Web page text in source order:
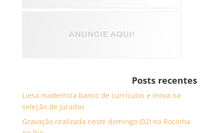
Posts recentes
Liesa moderniza banco de currículos e inova na
seleção de jurados
Gravação realizada neste domingo (02) na Rocinha